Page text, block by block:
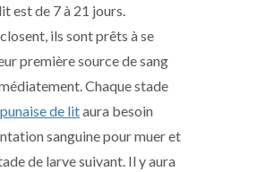
est de 7 à 21 jours.
ils sont prêts à se
première source de sang
Chaque stade
de litaura besoin
sanguine pour muer et
de larve suivant. Il y aura